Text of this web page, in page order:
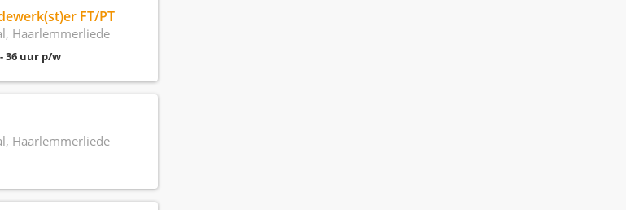
FT/PT
Haarlemmerliede
36 uur p/w
Haarlemmerliede